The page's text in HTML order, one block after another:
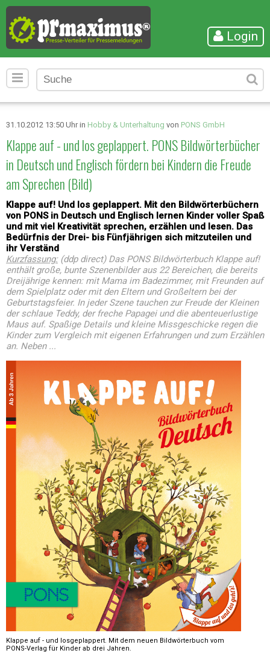
Login
31.10.2012 13:50 Uhr in Hobby & Unterhaltung von PONS GmbH
Klappe auf - und los geplappert. PONS Bildwörterbücher
in Deutsch und Englisch fördern bei Kindern die Freude
am Sprechen (Bild)
Klappe auf! Und los geplappert. Mit den Bildwörterbüchern
von PONS in Deutsch und Englisch lernen Kinder voller Spaß
und mit viel Kreativität sprechen, erzählen und lesen. Das
Bedürfnis der Drei- bis Fünfjährigen sich mitzuteilen und
ihr Verständ
Kurzfassung:(ddp direct) Das PONS Bildwörterbuch Klappe auf!
enthält große, bunte Szenenbilder aus 22 Bereichen, die bereits
Dreijährige kennen: mit Mama im Badezimmer, mit Freunden auf
dem Spielplatz oder mit den Eltern und Großeltern bei der
Geburtstagsfeier. In jeder Szene tauchen zur Freude der Kleinen
der schlaue Teddy, der freche Papagei und die abenteuerlustige
Maus auf. Spaßige Details und kleine Missgeschicke regen die
Kinder zum Vergleich mit eigenen Erfahrungen und zum Erzählen
an. Neben ...
Klappe auf - und losgeplappert. Mit dem neuen Bildwörterbuch vom
PONS-Verlag für Kinder ab drei Jahren.